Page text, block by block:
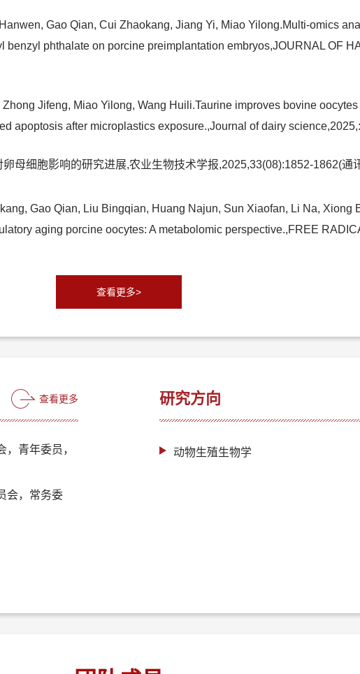
Gao Qian, Cui Zhaokang, Jiang Yi, Miao Yilong.Multi-omics
benzyl phthalate on porcine preimplantation embryos,JOURNAL OF
Jifeng, Miao Yilong, Wang Huili.Taurine improves bovine
apoptosis after microplastics exposure.,Journal of dairy
母细胞影响的研究进展,农业生物技术学报,2025,33(08):1852-1862(通
Gao Qian, Liu Bingqian, Huang Najun, Sun Xiaofan, Li Na, Xiong
aging porcine oocytes: A metabolomic perspective.,FREE
查看更多>
查看更多
青年委员，
会，常务委
研究方向
动物生殖生物学